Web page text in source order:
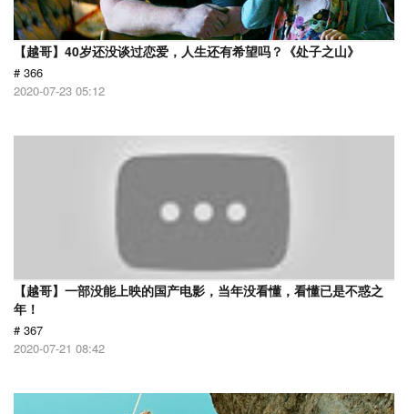
【越哥】40岁还没谈过恋爱，人生还有希望吗？《处子之山》
# 366
2020-07-23 05:12
【越哥】一部没能上映的国产电影，当年没看懂，看懂已是不惑之
年！
# 367
2020-07-21 08:42